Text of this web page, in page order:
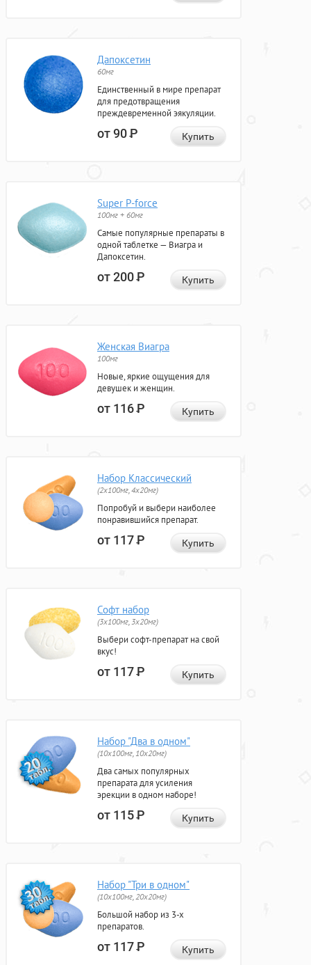
Дапоксетин
60мг
Единственный в мире препарат
для предотвращения
преждевременной эякуляции.
от 90Р Купить
Super P-force
100мг + 60мг
Самые популярные препараты в
одной таблетке — Виагра и
Дапоксетин.
от 200Р Купить
Женская Виагра
100мг
Новые, яркие ощущения для
девушек и женщин.
от 116Р Купить
Набор Классический
(2x100мг, 4x20мг)
Попробуй и выбери наиболее
понравившийся препарат.
от 117Р Купить
Софт набор
(3x100мг, 3x20мг)
Выбери софт-препарат на свой
вкус!
от 117Р Купить
Набор "Два в одном"
(10x100мг, 10x20мг)
Два самых популярных
препарата для усиления
эрекции в одном наборе!
от 115Р Купить
Набор "Три в одном"
(10x100мг, 20x20мг)
Большой набор из 3-х
препаратов.
от 117Р Купить